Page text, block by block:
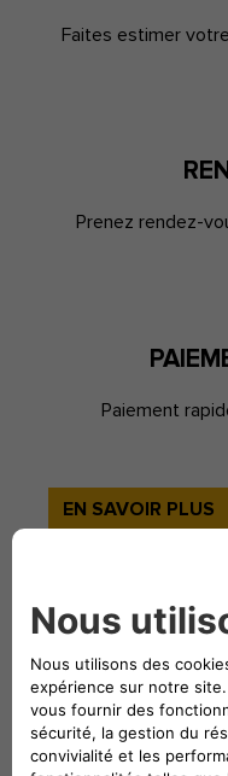
Faites estimer
Prenez rendez-
Paiement
EN SAVOIR PLUS
Toutes les
reprise